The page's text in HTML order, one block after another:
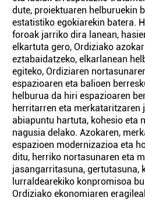
dute, proiektuaren helburuekin
estatistiko egokiarekin batera.
foroak jarriko dira lanean,
elkartuta gero, Ordiziako
eztabaidatzeko, elkarlanean
egiteko, Ordiziaren
espazioaren eta balioen
helburua da hiri espazioaren
herritarren eta merkataritzaren
abiapuntu hartuta, kohesio eta
nagusia delako. Azokaren,
espazioen modernizazioa eta
ditu, herriko nortasunaren eta
jasangarritasuna, gertutasuna,
lurraldearekiko konpromisoa
Ordiziako ekonomiaren